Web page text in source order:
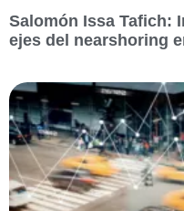
Salomón Issa Tafich:
ejes del nearshoring